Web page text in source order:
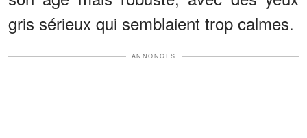
gris sérieux qui semblaient trop calmes.
ANNONCES